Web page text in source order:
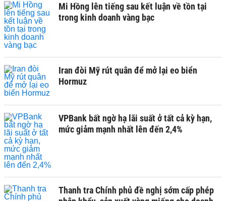
Mi Hồng lên tiếng sau kết luận về tồn tại
trong kinh doanh vàng bạc
Iran đòi Mỹ rút quân để mở lại eo biển
Hormuz
VPBank bất ngờ hạ lãi suất ở tất cả kỳ hạn,
mức giảm mạnh nhất lên đến 2,4%
Thanh tra Chính phủ đề nghị sớm cấp phép